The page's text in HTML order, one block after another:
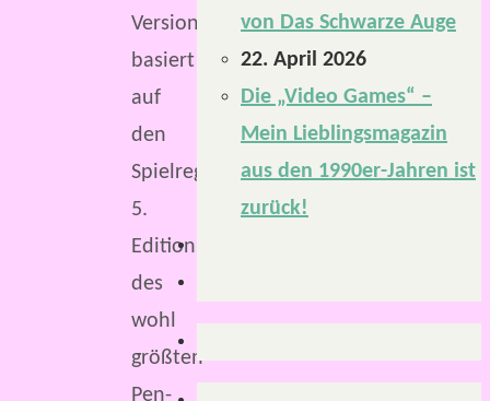
Version
basiert
auf
den
Spielregeln
5.
Edition
des
wohl
größten
Pen-
von Das Schwarze Auge
22. April 2026
Die „Video Games“ –
Mein Lieblingsmagazin
aus den 1990er-Jahren ist
zurück!